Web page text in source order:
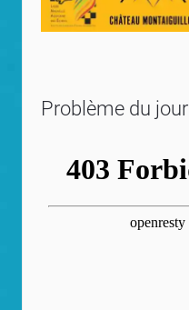
Problème du jour